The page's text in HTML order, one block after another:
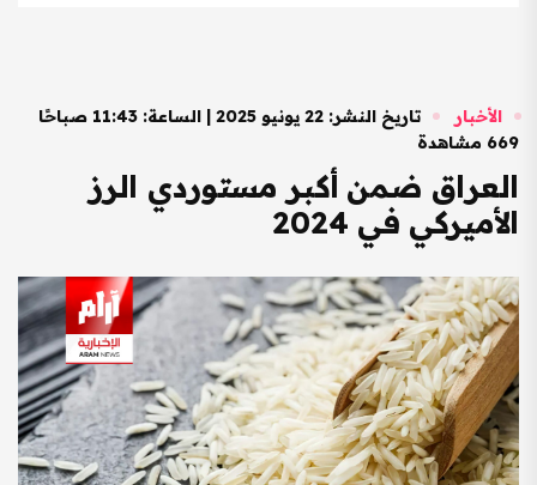
الأخبار
تاريخ النشر: 22 يونيو 2025 | الساعة: 11:43 صباحًا
669 مشاهدة
العراق ضمن أكبر مستوردي الرز
الأميركي في 2024